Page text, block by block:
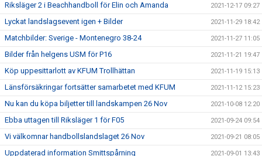
Riksläger 2 i Beachhandboll för Elin och Amanda 2021-12-17 09:27
Lyckat landslagsevent igen + Bilder 2021-11-29 18:42
Matchbilder: Sverige - Montenegro 38-24 2021-11-27 11:05
Bilder från helgens USM för P16 2021-11-21 19:47
Köp uppesittarlott av KFUM Trollhättan 2021-11-19 15:13
Länsförsäkringar fortsätter samarbetet med KFUM 2021-11-12 15:23
Nu kan du köpa biljetter till landskampen 26 Nov 2021-10-08 12:20
Ebba uttagen till Riksläger 1 för F05 2021-09-24 09:54
Vi välkomnar handbollslandslaget 26 Nov 2021-09-21 08:05
Uppdaterad information Smittspårning 2021-09-01 13:43